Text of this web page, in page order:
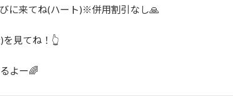
に来てね(ハート)※併用割引なし🙏
)を見てね！👆
よー🌈